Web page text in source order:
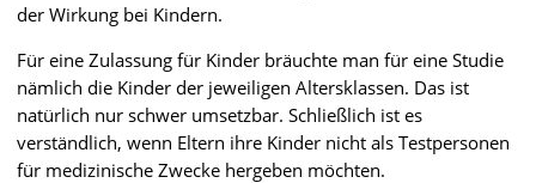
der Wirkung bei Kindern.
Für eine Zulassung für Kinder bräuchte man für eine Studie
nämlich die Kinder der jeweiligen Altersklassen. Das ist
natürlich nur schwer umsetzbar. Schließlich ist es
verständlich, wenn Eltern ihre Kinder nicht als Testpersonen
für medizinische Zwecke hergeben möchten.